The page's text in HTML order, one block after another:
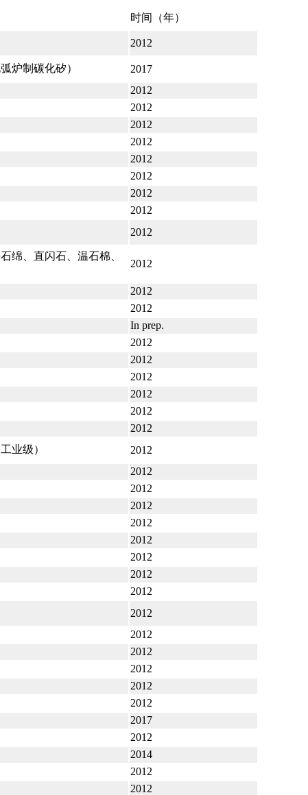
时间（年）
2012
炉制碳化矽）
2017
2012
2012
2012
2012
2012
2012
2012
2012
2012
绵、直闪石、温石棉、
2012
2012
2012
In prep.
2012
2012
2012
2012
2012
2012
业级）
2012
2012
2012
2012
2012
2012
2012
2012
2012
2012
2012
2012
2012
2012
2012
2017
2012
2014
2012
2012